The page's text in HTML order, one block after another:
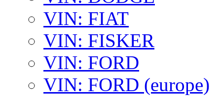
VIN: FIAT
VIN: FISKER
VIN: FORD
VIN: FORD (europe)